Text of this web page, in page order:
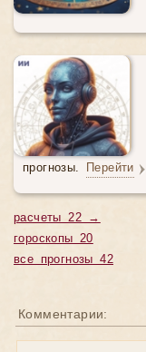
прогнозы. Перейти
расчеты 22 →
гороскопы 20
все прогнозы 42
Комментарии: